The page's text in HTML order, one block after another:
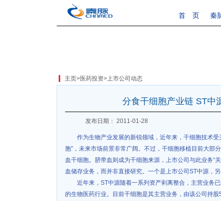
首 页 秦
主页>医药投资>上市公司动态
分食干细胞产业链 ST中
发布日期： 2011-01-28
作为生物产业发展的新锐领域，近年来，干细胞技术
胞”，未来市场前景非常广阔。不过，干细胞移植目前大部
血干细胞。脐带血则成为干细胞来源，上市公司与此业务“
血储存业务，而并非直接研究。一个是上市公司ST中源，
近年来，ST中源随着一系列资产剥离整合，主营业务
的生物医药行业。目前干细胞是其主营业务，由该公司持